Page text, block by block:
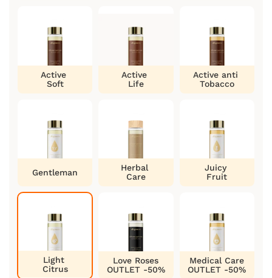
Active
Soft
Active
Life
Active anti
Tobacco
Gentleman
Herbal
Care
Juicy
Fruit
Light
Citrus
Love Roses
OUTLET -50%
Medical Care
OUTLET -50%